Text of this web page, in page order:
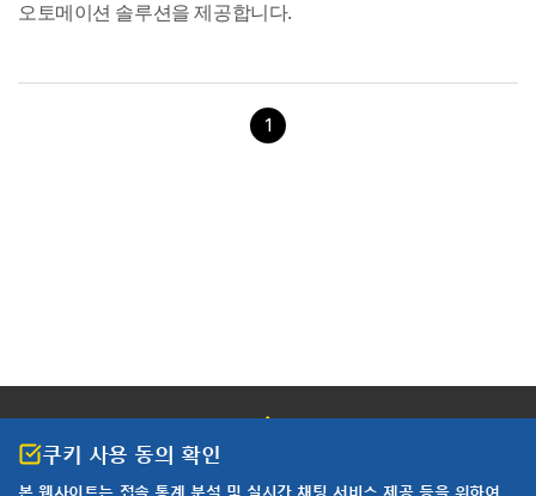
오토메이션 솔루션을 제공합니다.
1
쿠키 사용 동의 확인